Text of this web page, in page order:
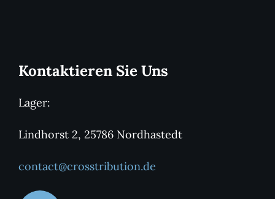
Kontaktieren Sie Uns
Lager:
Lindhorst 2, 25786 Nordhastedt
contact@crosstribution.de